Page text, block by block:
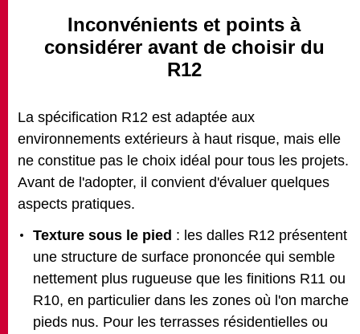
Inconvénients et points à
considérer avant de choisir du
R12
La spécification R12 est adaptée aux
environnements extérieurs à haut risque, mais elle
ne constitue pas le choix idéal pour tous les projets.
Avant de l'adopter, il convient d'évaluer quelques
aspects pratiques.
Texture sous le pied : les dalles R12 présentent
une structure de surface prononcée qui semble
nettement plus rugueuse que les finitions R11 ou
R10, en particulier dans les zones où l'on marche
pieds nus. Pour les terrasses résidentielles ou